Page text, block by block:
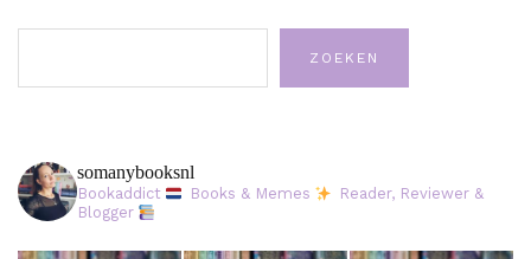
ZOEKEN
somanybooksnl
Bookaddict Books & Memes
Reader, Reviewer &
Blogger